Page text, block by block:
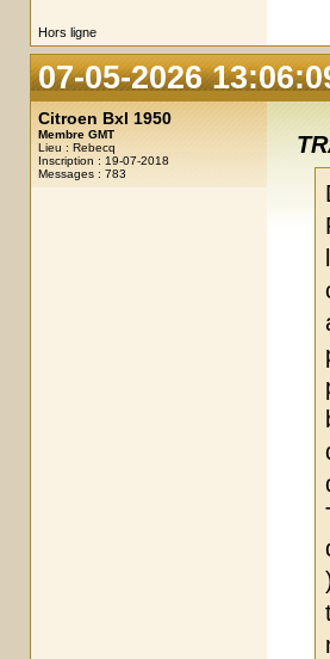
Hors ligne
07-05-2026
Citroen Bxl 1950
Membre GMT
Lieu : Rebecq
Inscription : 19-07-2018
Messages : 783